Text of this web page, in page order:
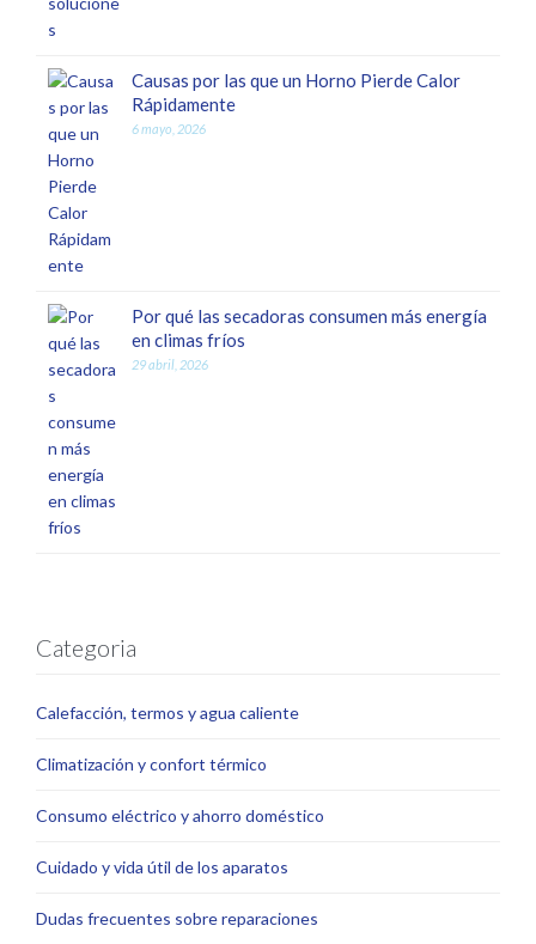
Causas por las que un Horno Pierde Calor
Rápidamente
6 mayo, 2026
Por qué las secadoras consumen más energía
en climas fríos
29 abril, 2026
Categoria
Calefacción, termos y agua caliente
Climatización y confort térmico
Consumo eléctrico y ahorro doméstico
Cuidado y vida útil de los aparatos
Dudas frecuentes sobre reparaciones